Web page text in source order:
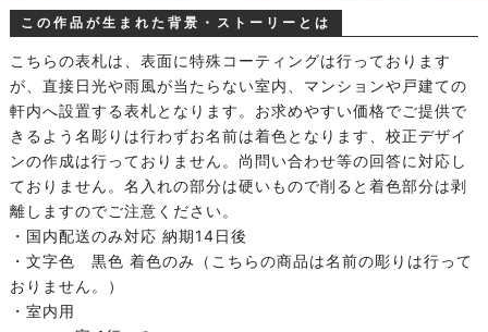
この作品が生まれた背景・ストーリーとは
こちらの表札は、表面に特殊コーティングは行っております
が、直接日光や雨風が当たらない室内、マンションや戸建ての
軒内へ設置する表札となります。お求めやすい価格でご提供で
きるよう名彫りは行わずお名前は着色となります、校正デザイ
ンの作成は行っておりません。尚問い合わせ等の回答に対応し
ておりません。名入れの部分は硬いもので削ると着色部分は剥
離しますのでご注意ください。
・国内配送のみ対応 納期14日後
・文字色 黒色 着色のみ（こちらの商品は名前の彫りは行って
おりません。）
・室内用